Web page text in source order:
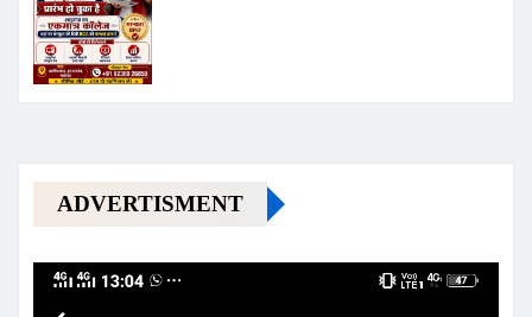
ADVERTISMENT